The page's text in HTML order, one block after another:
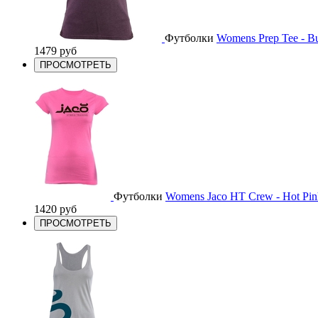
Футболки Womens Prep Tee -
1479 руб
ПРОСМОТРЕТЬ
Футболки Womens Jaco HT Crew - Hot
1420 руб
ПРОСМОТРЕТЬ